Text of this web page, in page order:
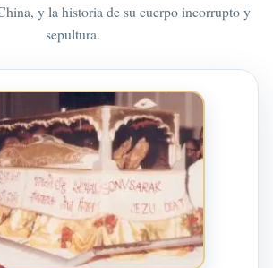
y la historia de su cuerpo incorrupto y
sepultura.